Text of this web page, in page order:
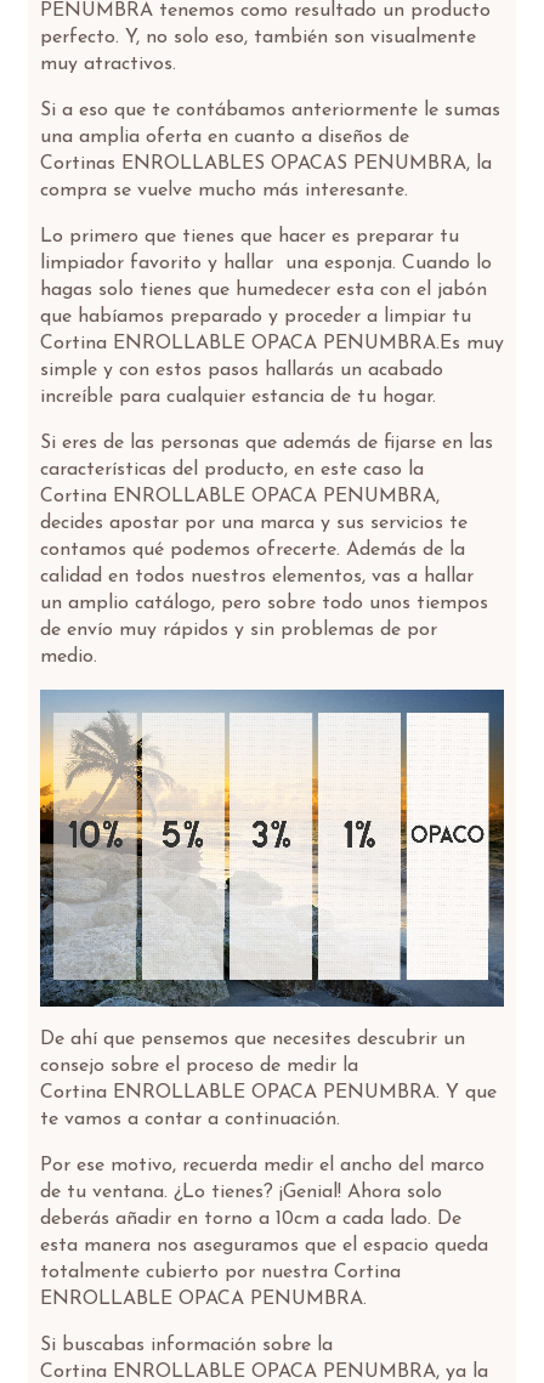
PENUMBRA tenemos como resultado un producto
perfecto. Y, no solo eso, también son visualmente
muy atractivos.
Si a eso que te contábamos anteriormente le sumas
una amplia oferta en cuanto a diseños de
Cortinas ENROLLABLES OPACAS PENUMBRA, la
compra se vuelve mucho más interesante.
Lo primero que tienes que hacer es preparar tu
limpiador favorito y hallar una esponja. Cuando lo
hagas solo tienes que humedecer esta con el jabón
que habíamos preparado y proceder a limpiar tu
Cortina ENROLLABLE OPACA PENUMBRA.Es muy
simple y con estos pasos hallarás un acabado
increíble para cualquier estancia de tu hogar.
Si eres de las personas que además de fijarse en las
características del producto, en este caso la
Cortina ENROLLABLE OPACA PENUMBRA,
decides apostar por una marca y sus servicios te
contamos qué podemos ofrecerte. Además de la
calidad en todos nuestros elementos, vas a hallar
un amplio catálogo, pero sobre todo unos tiempos
de envío muy rápidos y sin problemas de por
medio.
De ahí que pensemos que necesites descubrir un
consejo sobre el proceso de medir la
Cortina ENROLLABLE OPACA PENUMBRA. Y que
te vamos a contar a continuación.
Por ese motivo, recuerda medir el ancho del marco
de tu ventana. ¿Lo tienes? ¡Genial! Ahora solo
deberás añadir en torno a 10cm a cada lado. De
esta manera nos aseguramos que el espacio queda
totalmente cubierto por nuestra Cortina
ENROLLABLE OPACA PENUMBRA.
Si buscabas información sobre la
Cortina ENROLLABLE OPACA PENUMBRA, ya la